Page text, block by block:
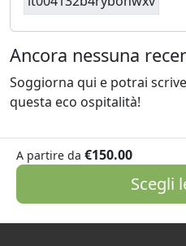
Ancora nessuna
Soggiorna qui e potrai
questa eco ospitalità!
A partire da €150.00
Scegli